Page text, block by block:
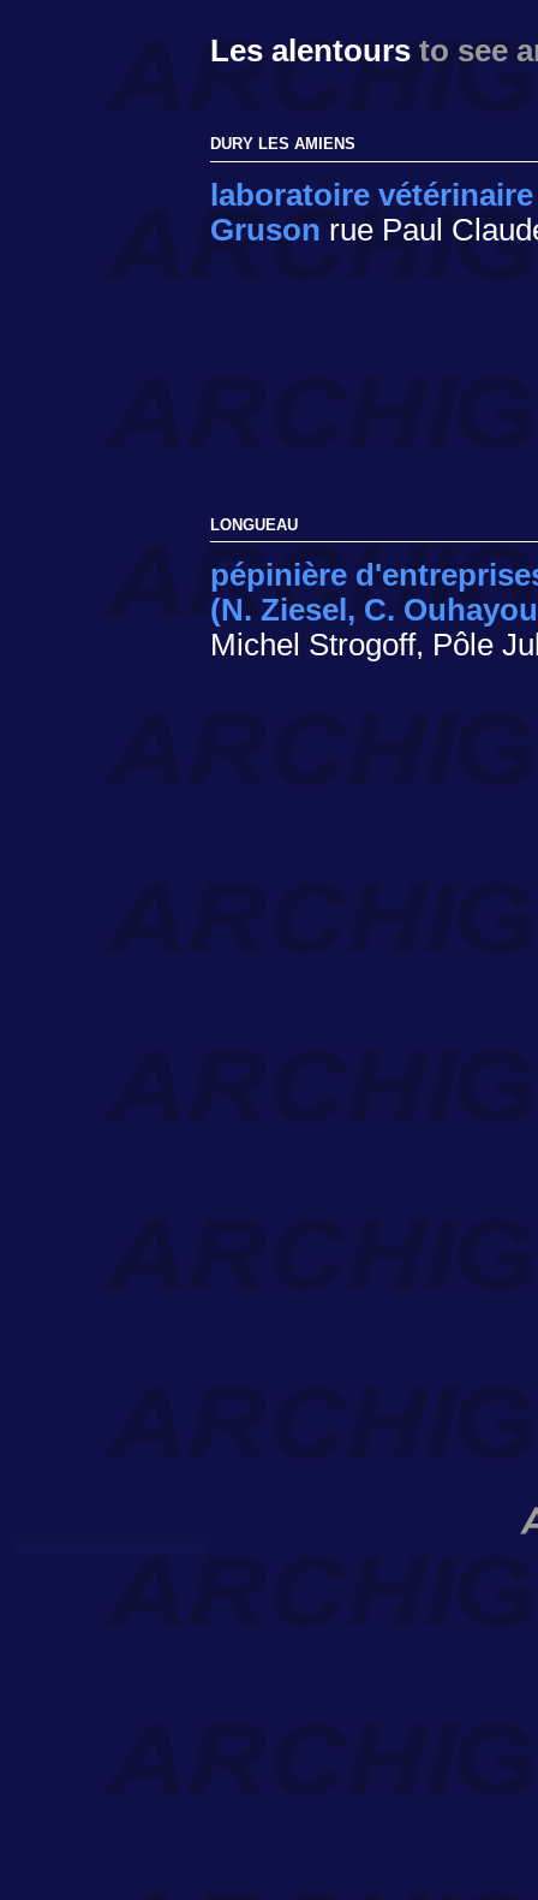
Les alentours to see
DURY LES AMIENS
laboratoire vétérinaire
Gruson rue Paul
LONGUEAU
pépinière
(N. Ziesel, C.
Michel Strogoff, Pôle